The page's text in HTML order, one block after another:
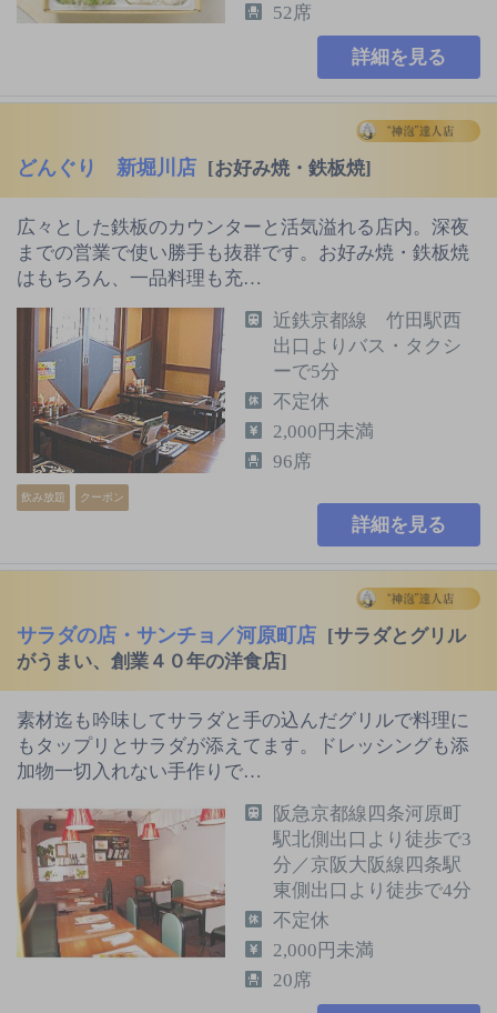
52席
詳細を見る
どんぐり 新堀川店 [お好み焼・鉄板焼]
広々とした鉄板のカウンターと活気溢れる店内。深夜
までの営業で使い勝手も抜群です。お好み焼・鉄板焼
はもちろん、一品料理も充…
飲み放題 クーポン
近鉄京都線 竹田駅西
出口よりバス・タクシ
ーで5分
不定休
2,000円未満
96席
詳細を見る
サラダの店・サンチョ／河原町店 [サラダとグリル
がうまい、創業４０年の洋食店]
素材迄も吟味してサラダと手の込んだグリルで料理に
もタップリとサラダが添えてます。ドレッシングも添
加物一切入れない手作りで…
阪急京都線四条河原町
駅北側出口より徒歩で3
分／京阪大阪線四条駅
東側出口より徒歩で4分
不定休
2,000円未満
20席